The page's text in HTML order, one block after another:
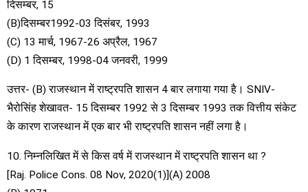
दिसम्बर, 15
(B)दिसम्बर1992-03 दिसंबर, 1993
(C) 13 मार्च, 1967-26 अप्रैल, 1967
(D) 1 दिसम्बर, 1998-04 जनवरी, 1999
उत्तर- (B) राजस्थान में राष्ट्रपति शासन 4 बार लगाया गया है। SNIV-
भैरोसिंह शेखावत- 15 दिसम्बर 1992 से 3 दिसम्बर 1993 तक वित्तीय संकेट
के कारण राजस्थान में एक बार भी राष्ट्रपति शासन नहीं लगा है।
10. निम्नलिखित में से किस वर्ष में राजस्थान में राष्ट्रपति शासन था ?
[Raj. Police Cons. 08 Nov, 2020(1)](A) 2008